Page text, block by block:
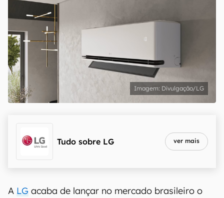
Divulgação/LG
Tudo sobre LG ver mais
A LG acaba de lançar no mercado brasileiro o